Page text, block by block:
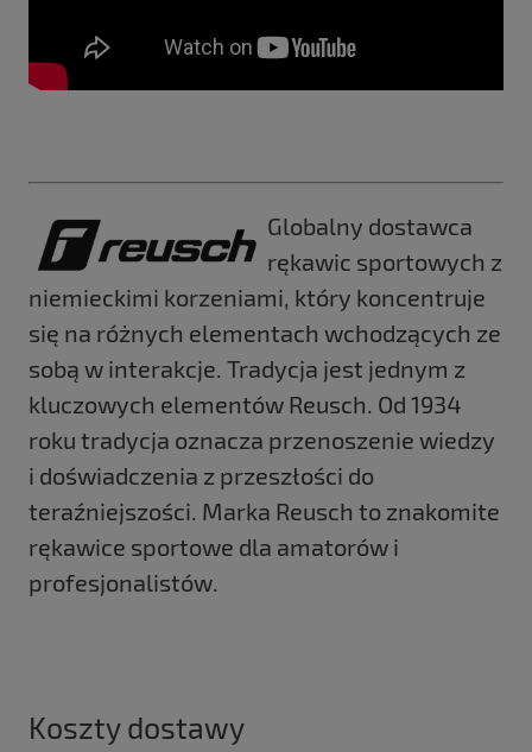
Globalny dostawca
rękawic sportowych z
niemieckimi korzeniami, który koncentruje
się na różnych elementach wchodzących ze
sobą w interakcje. Tradycja jest jednym z
kluczowych elementów Reusch. Od 1934
roku tradycja oznacza przenoszenie wiedzy
i doświadczenia z przeszłości do
teraźniejszości. Marka Reusch to znakomite
rękawice sportowe dla amatorów i
profesjonalistów.
Koszty dostawy